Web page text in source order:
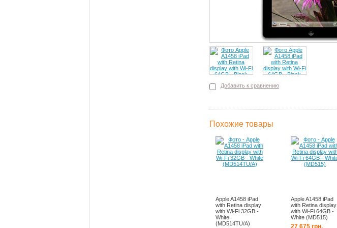
Добавить к сравнению
Похожие товары
Apple A1458 iPad
with Retina display
with Wi-Fi 32GB -
White
(MD514TU/A)
Apple A1458 iPad
with Retina display
with Wi-Fi 64GB -
White (MD515)
27 675 грн.